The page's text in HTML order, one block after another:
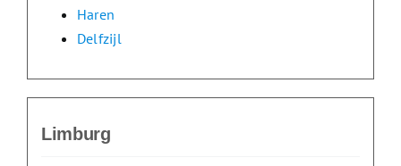
Haren
Delfzijl
Limburg